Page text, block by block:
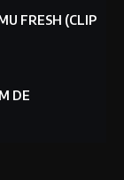
FRESH (CLIP
DE